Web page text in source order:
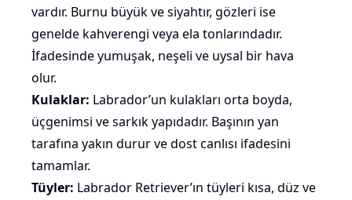
vardır. Burnu büyük ve siyahtır, gözleri ise
genelde kahverengi veya ela tonlarındadır.
İfadesinde yumuşak, neşeli ve uysal bir hava
olur.
Kulaklar: Labrador’un kulakları orta boyda,
üçgenimsi ve sarkık yapıdadır. Başının yan
tarafına yakın durur ve dost canlısı ifadesini
tamamlar.
Tüyler: Labrador Retriever’ın tüyleri kısa, düz ve